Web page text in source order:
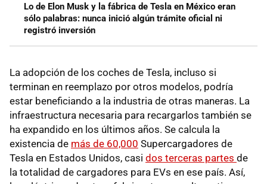
Lo de Elon Musk y la fábrica de Tesla en México eran
sólo palabras: nunca inició algún trámite oficial ni
registró inversión
La adopción de los coches de Tesla, incluso si
terminan en reemplazo por otros modelos, podría
estar beneficiando a la industria de otras maneras. La
infraestructura necesaria para recargarlos también se
ha expandido en los últimos años. Se calcula la
existencia de más de 60,000 Supercargadores de
Tesla en Estados Unidos, casi dos terceras partes de
la totalidad de cargadores para EVs en ese país. Así,